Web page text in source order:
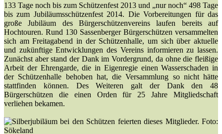
133 Tage noch bis zum Schützenfest 2013 und „nur noch“ 498 Tage
bis zum Jubiläumsschützenfest 2014. Die Vorbereitungen für das
große Jubiläum des Bürgerschützenvereins laufen bereits auf
Hochtouren. Rund 130 Sassenberger Bürgerschützen versammelten
sich am Freitagabend in der Schützenhalle, um sich über aktuelle
und zukünftige Entwicklungen des Vereins informieren zu lassen.
Zunächst aber stand der Dank im Vordergrund, da ohne die fleißige
Arbeit der Ehrengarde, die in Eigenregie einen Wasserschaden in
der Schützenhalle behoben hat, die Versammlung so nicht hätte
stattfinden können. Des Weiteren galt der Dank den 48
Bürgerschützen die einen Orden für 25 Jahre Mitgliedschaft
verliehen bekamen.